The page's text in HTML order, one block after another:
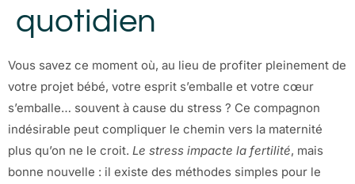
quotidien
Vous savez ce moment où, au lieu de profiter pleinement de
votre projet bébé, votre esprit s’emballe et votre cœur
s’emballe… souvent à cause du stress ? Ce compagnon
indésirable peut compliquer le chemin vers la maternité
plus qu’on ne le croit. Le stress impacte la fertilité, mais
bonne nouvelle : il existe des méthodes simples pour le